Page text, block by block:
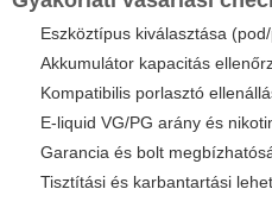
Eszköztípus kiválasztása
Akkumulátor kapacitás
Kompatibilis porlasztó
E-liquid VG/PG arány és
Garancia és bolt
Tisztítási és karbantartási